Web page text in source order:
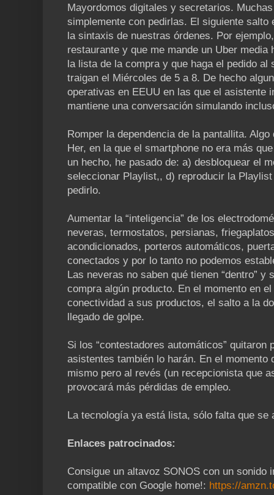
Mayordomos digitales y secretarios.
simplemente con pedirlas. El siguiente salto
la sintaxis de nuestras órdenes. Por
restaurante y que me mande un Uber media
la lista de la compra y que haga el pedido al
traigan el Miércoles de 5 a 8. De hecho
operativas en EEUU en las que el asistente
mantiene una conversación simulando
Romper la dependencia de la pantallita.
Her, en la que el smartphone no era más
un hecho, he pasado de: a) desbloquear el
seleccionar Playlist,, d) reproducir la
pedirlo.
Aumentar la “inteligencia” de los
neveras, termostatos, persianas,
acondicionados, porteros automáticos,
conectados y por lo tanto no podemos
Las neveras no saben qué tienen “dentro”
compra algún producto. En el momento en
conectividad a sus productos, el salto a la
llegado de golpe.
Si los “contestadores automáticos” quitaron
asistentes también lo harán. En el momento
mismo pero al revés (un recepcionista que
provocará más pérdidas de empleo.
La tecnología ya está lista, sólo falta que se
Enlaces patrocinados:
Consigue un altavoz SONOS con un sonido
compatible con Google home!: https://